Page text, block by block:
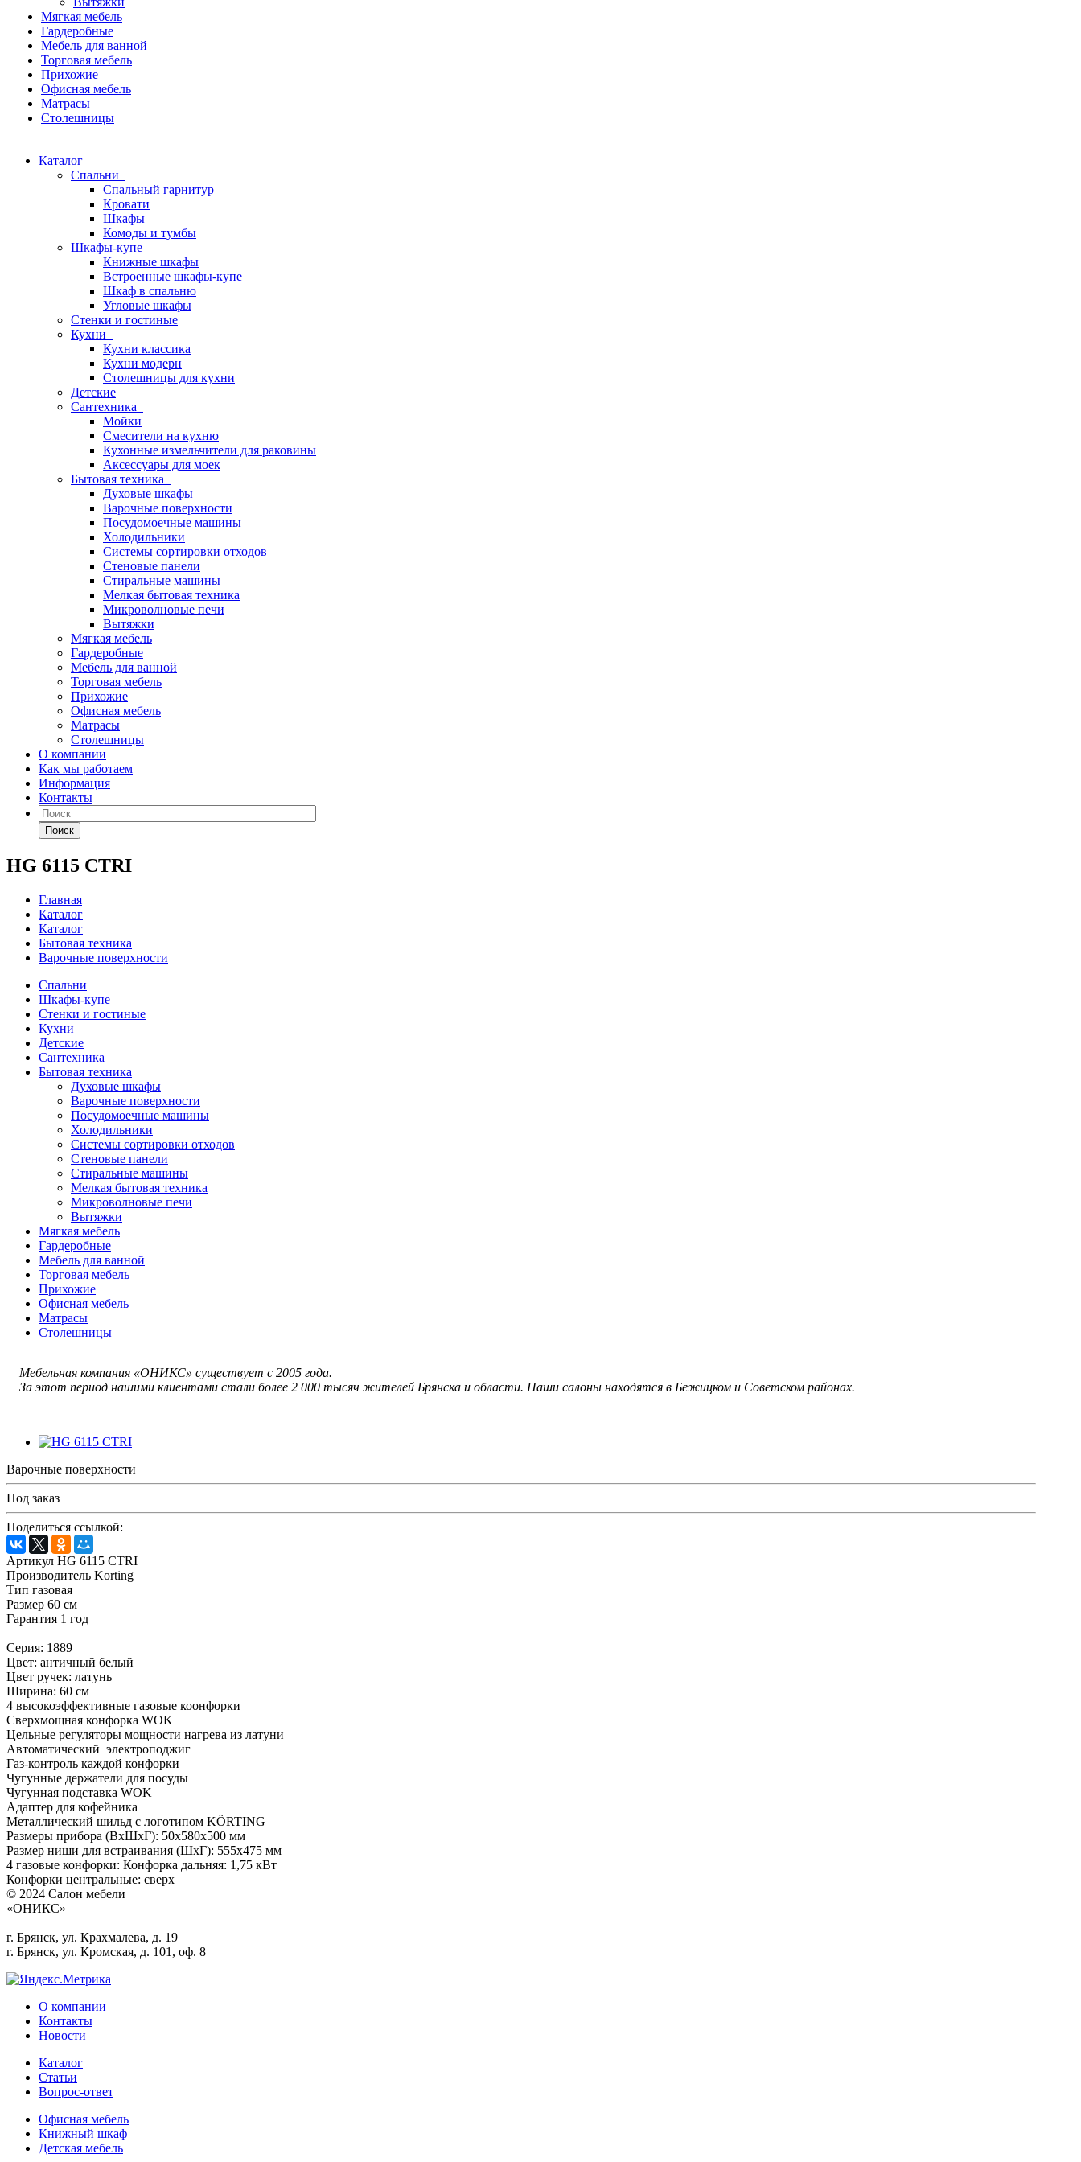
Мягкая мебель
Гардеробные
Мебель для ванной
Торговая мебель
Прихожие
Офисная мебель
Матрасы
Столешницы
Каталог
Спальни
Спальный гарнитур
Кровати
Шкафы
Комоды и тумбы
Шкафы-купе
Книжные шкафы
Встроенные шкафы-купе
Шкаф в спальню
Угловые шкафы
Стенки и гостиные
Кухни
Кухни классика
Кухни модерн
Столешницы для кухни
Детские
Сантехника
Мойки
Смесители на кухню
Кухонные измельчители для раковины
Аксессуары для моек
Бытовая техника
Духовые шкафы
Варочные поверхности
Посудомоечные машины
Холодильники
Системы сортировки отходов
Стеновые панели
Стиральные машины
Мелкая бытовая техника
Микроволновые печи
Вытяжки
Мягкая мебель
Гардеробные
Мебель для ванной
Торговая мебель
Прихожие
Офисная мебель
Матрасы
Столешницы
О компании
Как мы работаем
Информация
Контакты
Поиск
HG 6115 CTRI
Главная
Каталог
Каталог
Бытовая техника
Варочные поверхности
Спальни
Шкафы-купе
Стенки и гостиные
Кухни
Детские
Сантехника
Бытовая техника
Духовые шкафы
Варочные поверхности
Посудомоечные машины
Холодильники
Системы сортировки отходов
Стеновые панели
Стиральные машины
Мелкая бытовая техника
Микроволновые печи
Вытяжки
Мягкая мебель
Гардеробные
Мебель для ванной
Торговая мебель
Прихожие
Офисная мебель
Матрасы
Столешницы
Мебельная компания «ОНИКС» существует с 2005 года.
За этот период нашими клиентами стали более 2 000 тысяч жителей Брянска и области. Наши салоны находятся в Бежицком и Советском районах.
Варочные поверхности
Под заказ
Поделиться ссылкой:
Артикул HG 6115 CTRI
Производитель Korting
Тип газовая
Размер 60 см
Гарантия 1 год
Серия: 1889
Цвет: античный белый
Цвет ручек: латунь
Ширина: 60 см
4 высокоэффективные газовые коонфорки
Сверхмощная конфорка WOK
Цельные регуляторы мощности нагрева из латуни
Автоматический электроподжиг
Газ-контроль каждой конфорки
Чугунные держатели для посуды
Чугунная подставка WOK
Адаптер для кофейника
Металлический шильд с логотипом KÖRTING
Размеры прибора (ВхШхГ): 50х580х500 мм
Размер ниши для встраивания (ШхГ): 555х475 мм
4 газовые конфорки: Конфорка дальняя: 1,75 кВт
Конфорки центральные: cверх
© 2024 Салон мебели
«ОНИКС»
г. Брянск, ул. Крахмалева, д. 19
г. Брянск, ул. Кромская, д. 101, оф. 8
О компании
Контакты
Новости
Каталог
Статьи
Вопрос-ответ
Офисная мебель
Книжный шкаф
Детская мебель